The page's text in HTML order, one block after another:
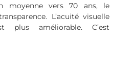
moyenne vers 70 ans, le
L’acuité visuelle
plus améliorable. C’est